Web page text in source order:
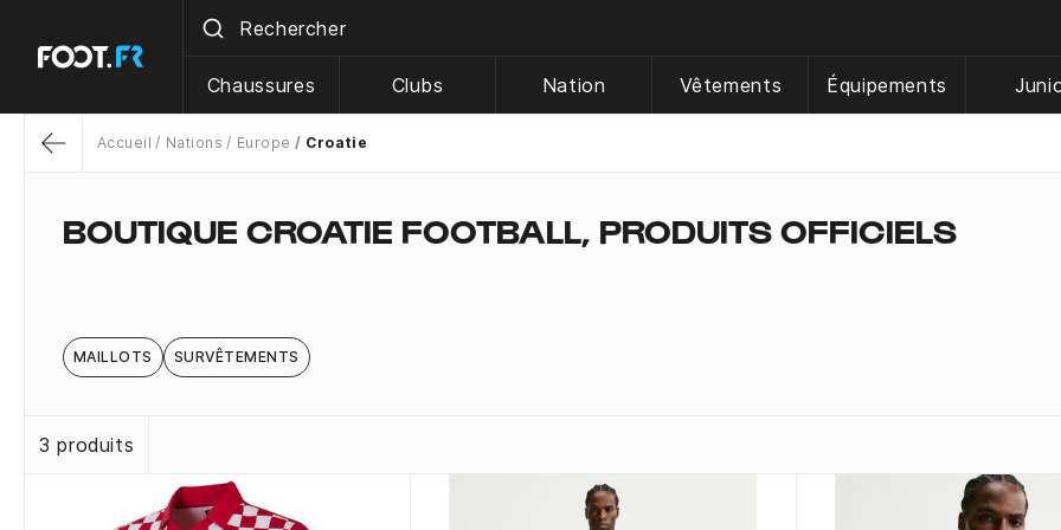
Chaussures Clubs Nation Vêtements Équipements
Accueil Nations Europe Croatie
BOUTIQUE CROATIE FOOTBALL, PRODUITS OFFICIELS
MAILLOTS SURVÊTEMENTS
3 produits